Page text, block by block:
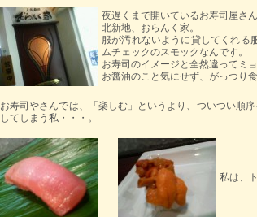
夜遅くまで開いているお寿司屋さ
北新地、おらんく家。
服が汚れないように貸してくれる
ムチェックのスモックなんです。
お寿司のイメージと全然違ってミ
お醤油のこと気にせず、がっつり食
お寿司やさんでは、「楽しむ」というより、ついつい順
してしまう私・・・。
私は、